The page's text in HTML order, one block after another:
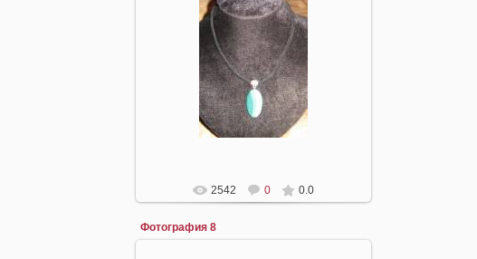
16.04.2008
mirpiar
2542 0 0.0
Фотография 8